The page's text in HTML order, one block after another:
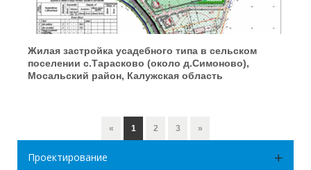
Жилая застройка усадебного типа в сельском
поселении с.Тарасково (около д.Симоново),
Мосальский район, Калужская область
« 1 2 3 »
Проектирование